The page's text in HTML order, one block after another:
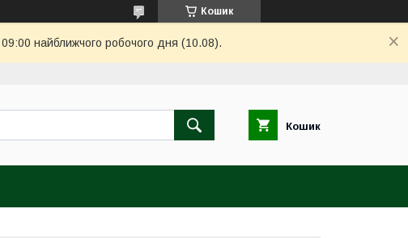
Кошик
найближчого робочого дня (10.08).
Кошик